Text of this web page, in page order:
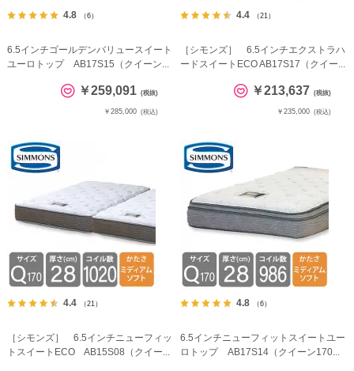
4.8 （6）
6.5インチゴールデンバリュースイート
ユーロトップ AB17S15（クイーン...
￥259,091 (税抜)
￥285,000 (税込)
4.4 （21）
［シモンズ］ 6.5インチエクストラハ
ードスイートECO AB17S17（クイー...
￥213,637 (税抜)
￥235,000 (税込)
4.4 （21）
［シモンズ］ 6.5インチニューフィッ
トスイートECO AB15S08（クイー...
4.8 （6）
6.5インチニューフィットスイートユー
ロトップ AB17S14（クイーン170...